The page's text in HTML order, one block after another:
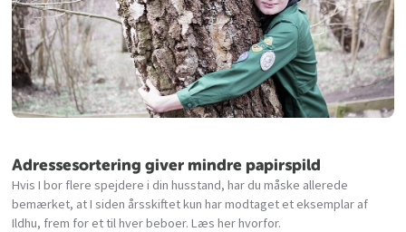
Adressesortering giver mindre papirspild
Hvis I bor flere spejdere i din husstand, har du måske allerede
bemærket, at I siden årsskiftet kun har modtaget et eksemplar af
Ildhu, frem for et til hver beboer. Læs her hvorfor.